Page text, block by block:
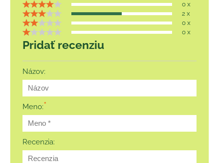
0 x
2 x
0 x
0 x
Pridať recenziu
Názov:
Meno:*
Recenzia: